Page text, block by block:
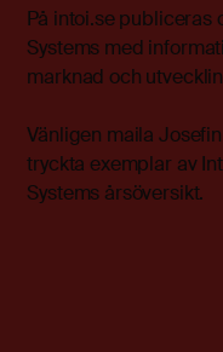
På intoi.se publiceras
Systems med
marknad och
Vänligen maila
tryckta exemplar av
Systems årsöversikt.